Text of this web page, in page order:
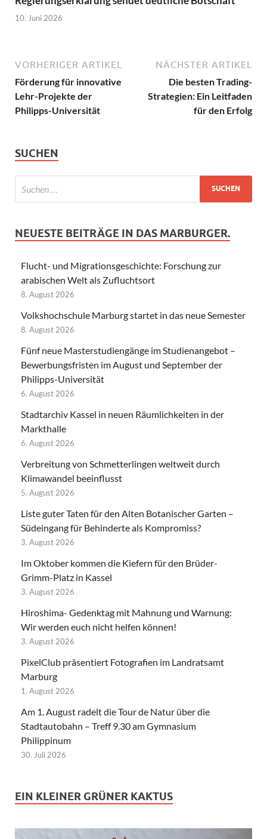
10. Juni 2026
VORHERIGER ARTIKEL
Förderung für innovative
Lehr-Projekte der
Philipps-Universität
NÄCHSTER ARTIKEL
Die besten Trading-
Strategien: Ein Leitfaden
für den Erfolg
SUCHEN
NEUESTE BEITRÄGE IN DAS MARBURGER.
Flucht- und Migrationsgeschichte: Forschung zur
arabischen Welt als Zufluchtsort
8. August 2026
Volkshochschule Marburg startet in das neue Semester
8. August 2026
Fünf neue Masterstudiengänge im Studienangebot –
Bewerbungsfristen im August und September der
Philipps-Universität
6. August 2026
Stadtarchiv Kassel in neuen Räumlichkeiten in der
Markthalle
6. August 2026
Verbreitung von Schmetterlingen weltweit durch
Klimawandel beeinflusst
5. August 2026
Liste guter Taten für den Alten Botanischer Garten –
Südeingang für Behinderte als Kompromiss?
3. August 2026
Im Oktober kommen die Kiefern für den Brüder-
Grimm-Platz in Kassel
3. August 2026
Hiroshima- Gedenktag mit Mahnung und Warnung:
Wir werden euch nicht helfen können!
3. August 2026
PixelClub präsentiert Fotografien im Landratsamt
Marburg
1. August 2026
Am 1. August radelt die Tour de Natur über die
Stadtautobahn – Treff 9.30 am Gymnasium
Philippinum
30. Juli 2026
EIN KLEINER GRÜNER KAKTUS